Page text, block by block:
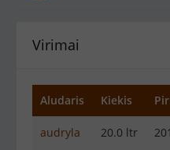
Virimai
Aludaris Kiekis
audryla 20.0 ltr